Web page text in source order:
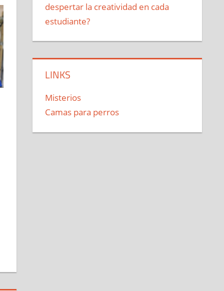
despertar la creatividad en cada
estudiante?
LINKS
Misterios
Camas para perros